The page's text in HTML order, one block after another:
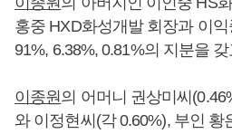
홍중 HXD화성개발 회장과 이
91%, 6.38%, 0.81%의 지분을
이종원의 어머니 권상미씨
와 이정현씨(각 0.60%), 부인 황